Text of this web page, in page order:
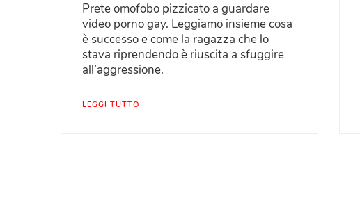
Prete omofobo pizzicato a guardare
video porno gay. Leggiamo insieme cosa
è successo e come la ragazza che lo
stava riprendendo è riuscita a sfuggire
all’aggressione.
LEGGI TUTTO